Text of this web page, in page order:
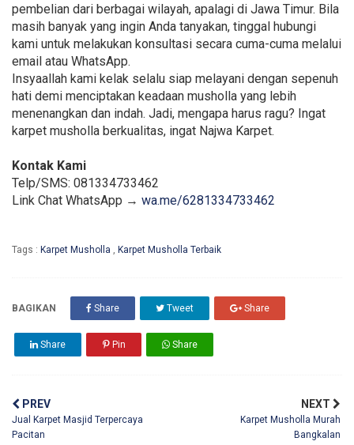
pembelian dari berbagai wilayah, apalagi di Jawa Timur. Bila
masih banyak yang ingin Anda tanyakan, tinggal hubungi
kami untuk melakukan konsultasi secara cuma-cuma melalui
email atau WhatsApp.
Insyaallah kami kelak selalu siap melayani dengan sepenuh
hati demi menciptakan keadaan musholla yang lebih
menenangkan dan indah. Jadi, mengapa harus ragu? Ingat
karpet musholla berkualitas, ingat Najwa Karpet.
Kontak Kami
Telp/SMS: 081334733462
Link Chat WhatsApp → wa.me/6281334733462
Tags : Karpet Musholla Karpet Musholla Terbaik
BAGIKAN Share Tweet Share
Share Pin Share
PREV
Jual Karpet Masjid Terpercaya
Pacitan
NEXT
Karpet Musholla Murah
Bangkalan